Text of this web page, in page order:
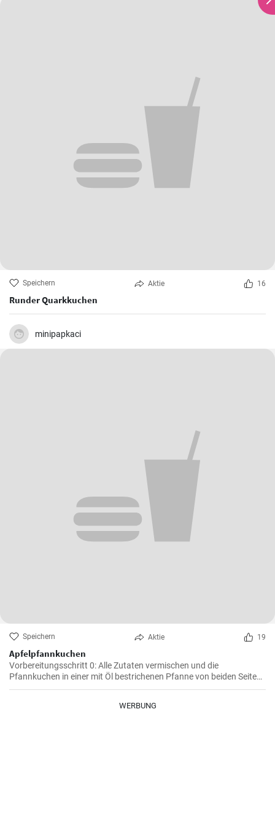
Speichern Aktie 16
Runder Quarkkuchen
minipapkaci
Speichern Aktie 19
Apfelpfannkuchen
Vorbereitungsschritt 0: Alle Zutaten vermischen und die
Pfannkuchen in einer mit Öl bestrichenen Pfanne von beiden Seiten
braten.
WERBUNG